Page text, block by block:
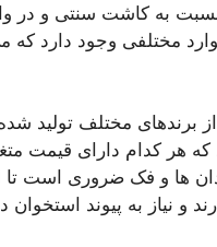
نسبت به کاشت سنتی و در
موارد مختلفی وجود دارد
برندهای مختلف تولید
که هر کدام دارای قیمت
ها و فک ضروری است
و نیاز به پیوند استخوان